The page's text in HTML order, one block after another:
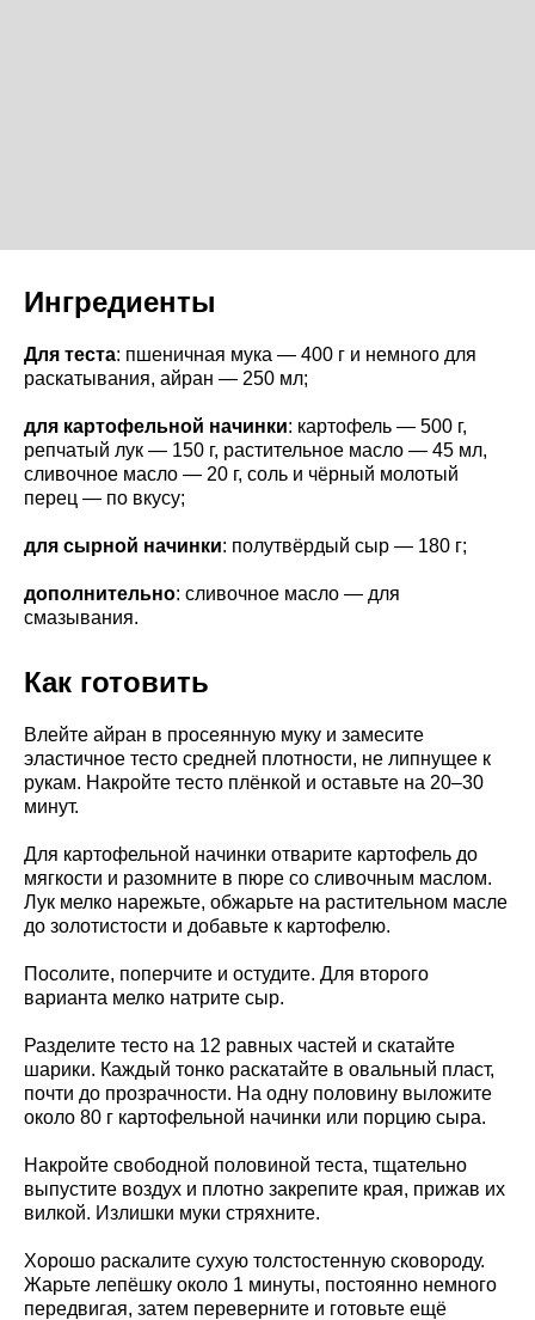
Ингредиенты
Для теста: пшеничная мука — 400 г и немного для
раскатывания, айран — 250 мл;
для картофельной начинки: картофель — 500 г,
репчатый лук — 150 г, растительное масло — 45 мл,
сливочное масло — 20 г, соль и чёрный молотый
перец — по вкусу;
для сырной начинки: полутвёрдый сыр — 180 г;
дополнительно: сливочное масло — для
смазывания.
Как готовить
Влейте айран в просеянную муку и замесите
эластичное тесто средней плотности, не липнущее к
рукам. Накройте тесто плёнкой и оставьте на 20–30
минут.
Для картофельной начинки отварите картофель до
мягкости и разомните в пюре со сливочным маслом.
Лук мелко нарежьте, обжарьте на растительном масле
до золотистости и добавьте к картофелю.
Посолите, поперчите и остудите. Для второго
варианта мелко натрите сыр.
Разделите тесто на 12 равных частей и скатайте
шарики. Каждый тонко раскатайте в овальный пласт,
почти до прозрачности. На одну половину выложите
около 80 г картофельной начинки или порцию сыра.
Накройте свободной половиной теста, тщательно
выпустите воздух и плотно закрепите края, прижав их
вилкой. Излишки муки стряхните.
Хорошо раскалите сухую толстостенную сковороду.
Жарьте лепёшку около 1 минуты, постоянно немного
передвигая, затем переверните и готовьте ещё